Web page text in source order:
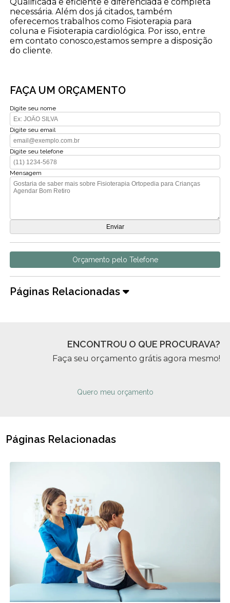
necessária. Além dos já citados, também
oferecemos trabalhos como Fisioterapia para
coluna e Fisioterapia cardiológica. Por isso, entre
em contato conosco,estamos sempre a disposição
do cliente.
FAÇA UM ORÇAMENTO
Digite seu nome
Digite seu email
Digite seu telefone
Mensagem
Orçamento pelo Telefone
Páginas Relacionadas
ENCONTROU O QUE PROCURAVA?
Faça seu orçamento grátis agora mesmo!
Quero meu orçamento
Páginas Relacionadas